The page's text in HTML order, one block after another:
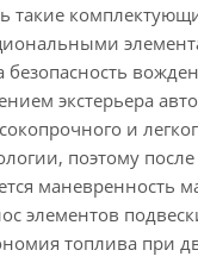
такие
экстерьера
и
поэтому
маневренность
элементов
топлива при